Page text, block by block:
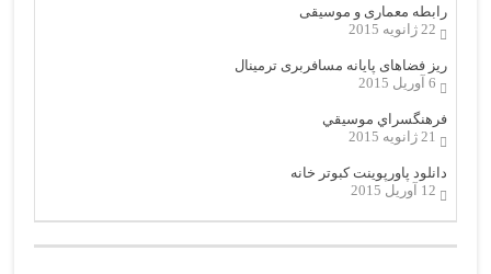
رابطه معماری و موسیقی
22 ژانویه 2015
ریز فضاهای پایانه مسافربری ترمینال
6 آوریل 2015
فرهنگسراي موسيقي
21 ژانویه 2015
دانلود پاورپوینت کبوتر خانه
12 آوریل 2015